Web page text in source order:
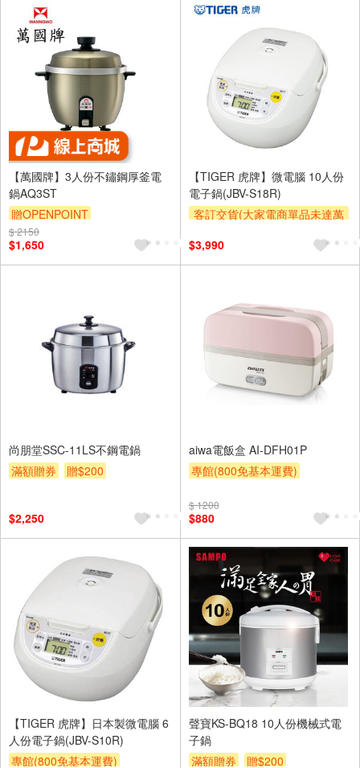
【萬國牌】3人份不鏽鋼厚釜電
鍋AQ3ST
贈OPENPOINT
$ 2150
$1,650
【TIGER 虎牌】微電腦 10人份
電子鍋(JBV-S18R)
客訂交貨(大家電商單品未達萬
區費另計,實際收費以專人聯絡
報價為主)
$3,990
尚朋堂SSC-11LS不鋼電鍋
滿額贈券
贈$200
$2,250
aiwa電飯盒 AI-DFH01P
專館(800免基本運費)
$ 1200
$880
【TIGER 虎牌】日本製微電腦 6
人份電子鍋(JBV-S10R)
專館(800免基本運費)
聲寶KS-BQ18 10人份機械式電
子鍋
滿額贈券
贈$200